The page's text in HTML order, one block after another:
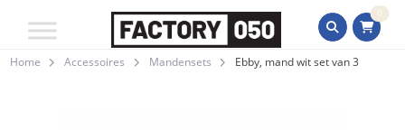
0
Home Accessoires Mandensets Ebby, mand wit set van 3